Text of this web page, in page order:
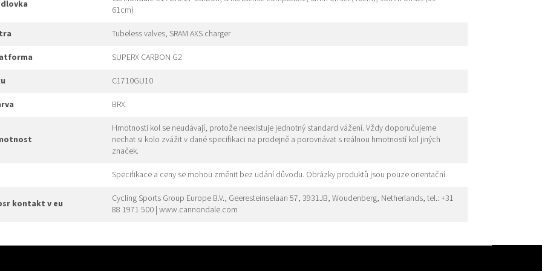
61cm)
Tubeless valves, SRAM AXS charger
SUPERX CARBON G2
C1710GU10
BRX
Hmotnosti kol se neudávají, protože neexistuje jednotný standard vážení. Vždy doporučujeme
nechat si kolo zvážit v dané specifikaci na prodejně a porovnávat s reálnou hmotností kol jiných
značek.
Specifikace a ceny se mohou změnit bez udání důvodu. Obrázky produktů jsou pouze orientační.
kontakt v eu
Cycling Sports Group Europe B.V., Geeresteinselaan 57, 3931JB, Woudenberg, Netherlands, tel.: +31
88 1971 500 | www.cannondale.com